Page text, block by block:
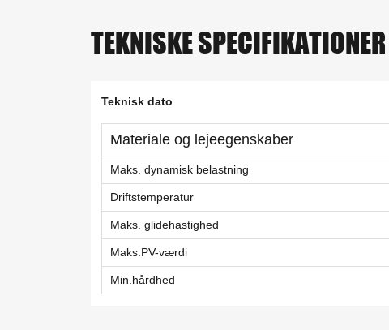
TEKNISKE SPECIFIKATIONER
Teknisk dato
Materiale og lejeegenskaber
Maks. dynamisk belastning
Driftstemperatur
Maks. glidehastighed
Maks.PV-værdi
Min.hårdhed